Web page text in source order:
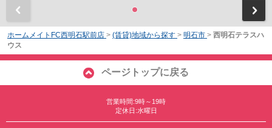
ホームメイトFC西明石駅前店 > (賃貸)地域から探す > 明石市 > 西明石テラスハ
ウス
ページトップに戻る
営業時間:9時～19時
定休日:水曜日